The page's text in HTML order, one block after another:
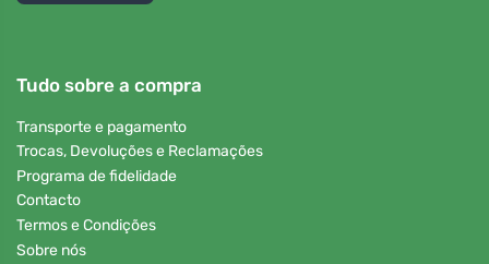
Tudo sobre a compra
Transporte e pagamento
Trocas, Devoluções e Reclamações
Programa de fidelidade
Contacto
Termos e Condições
Sobre nós